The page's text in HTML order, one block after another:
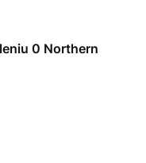
0 Northern